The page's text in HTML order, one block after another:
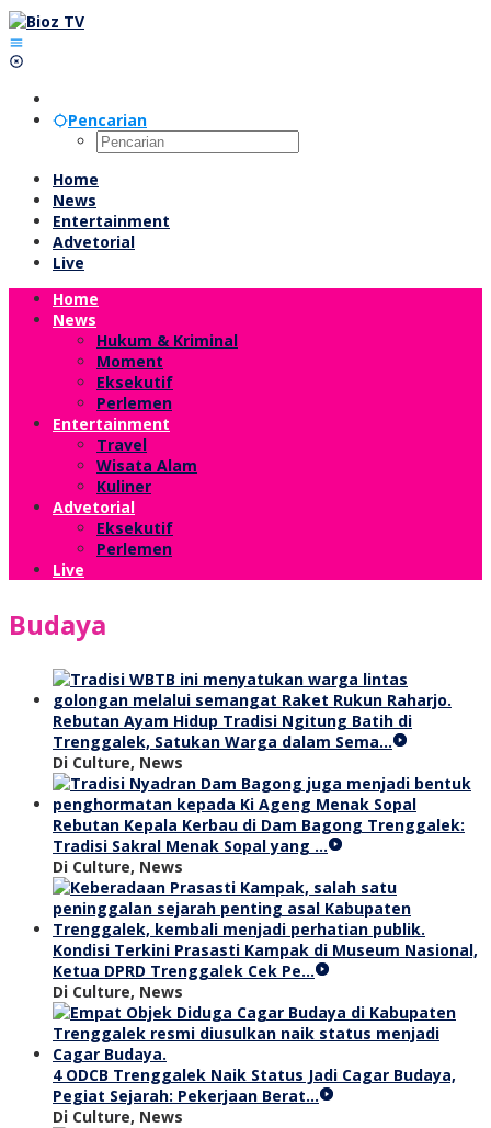
Lewati
ke
konten
Pencarian
Home
News
Entertainment
Advetorial
Live
Home
News
Hukum & Kriminal
Moment
Eksekutif
Perlemen
Entertainment
Travel
Wisata Alam
Kuliner
Advetorial
Eksekutif
Perlemen
Live
Budaya
Rebutan Ayam Hidup Tradisi Ngitung Batih di
Trenggalek, Satukan Warga dalam Sema…
Di Culture, News
Rebutan Kepala Kerbau di Dam Bagong Trenggalek:
Tradisi Sakral Menak Sopal yang …
Di Culture, News
Kondisi Terkini Prasasti Kampak di Museum Nasional,
Ketua DPRD Trenggalek Cek Pe…
Di Culture, News
4 ODCB Trenggalek Naik Status Jadi Cagar Budaya,
Pegiat Sejarah: Pekerjaan Berat…
Di Culture, News